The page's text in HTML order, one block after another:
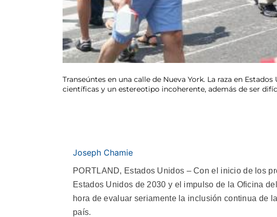
Transeúntes en una calle de Nueva York. La raza en
científicas y un estereotipo incoherente, además de ser
Joseph Chamie
PORTLAND, Estados Unidos – Con el inicio de los
Estados Unidos de 2030 y el impulso de la Oficina
hora de evaluar seriamente la inclusión continua de
país.